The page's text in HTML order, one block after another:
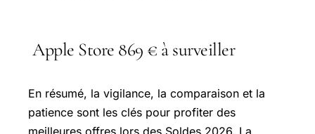
Apple Store 869 € à surveiller
En résumé, la vigilance, la comparaison et la
patience sont les clés pour profiter des
meilleures offres lors des Soldes 2026. La